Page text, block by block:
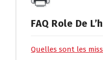
FAQ Role De
Quelles sont les